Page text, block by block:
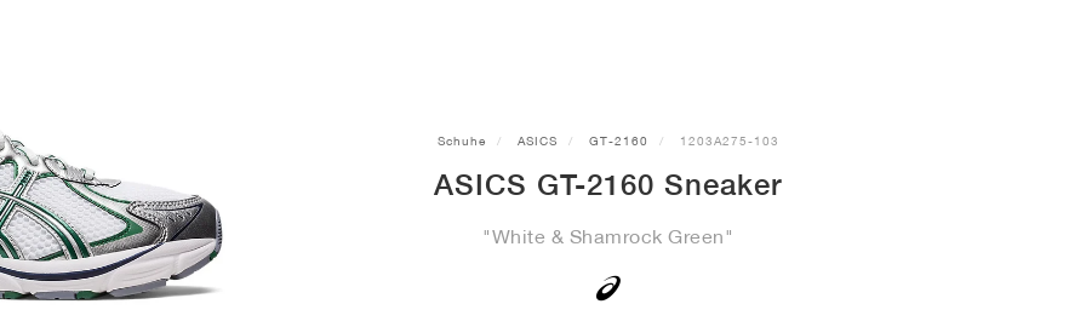
Schuhe ASICS GT-2160 1203A275-103
ASICS GT-2160 Sneaker
"White & Shamrock Green"